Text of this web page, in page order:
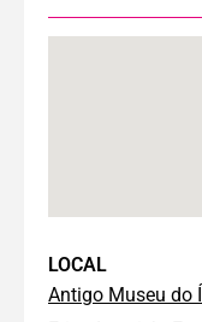
LOCAL
Antigo Museu do